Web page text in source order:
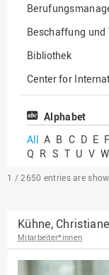
Beschaffung und
Bibliothek
Center for
Mobility
Center for
eLearning
EU-Büro
Fakultät
Alphabet
All A B C D E F
Q R S T U V W
1 / 2650 entries are
Kühne, Christiane
Mitarbeiter*innen